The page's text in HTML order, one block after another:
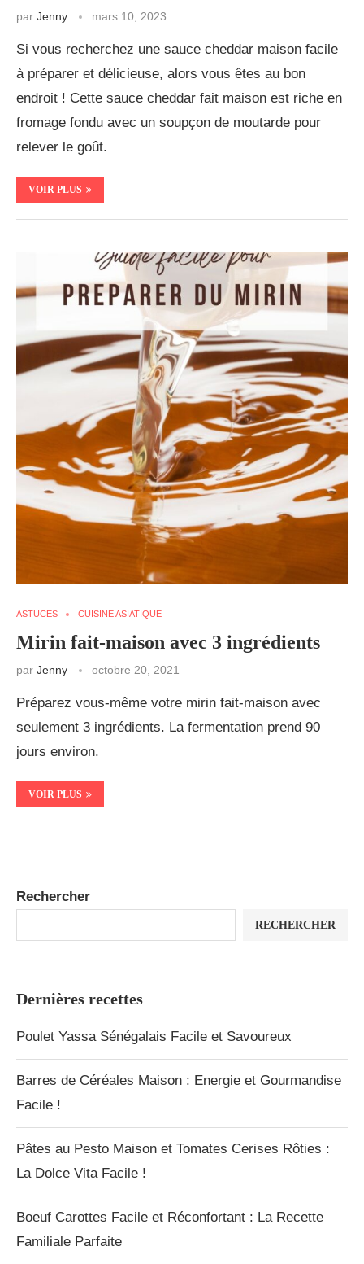
par Jenny mars 10, 2023
Si vous recherchez une sauce cheddar maison facile
à préparer et délicieuse, alors vous êtes au bon
endroit ! Cette sauce cheddar fait maison est riche en
fromage fondu avec un soupçon de moutarde pour
relever le goût.
VOIR PLUS
ASTUCES CUISINE ASIATIQUE
Mirin fait-maison avec 3 ingrédients
par Jenny octobre 20, 2021
Préparez vous-même votre mirin fait-maison avec
seulement 3 ingrédients. La fermentation prend 90
jours environ.
VOIR PLUS
Rechercher
RECHERCHER
Dernières recettes
Poulet Yassa Sénégalais Facile et Savoureux
Barres de Céréales Maison : Energie et Gourmandise
Facile !
Pâtes au Pesto Maison et Tomates Cerises Rôties :
La Dolce Vita Facile !
Boeuf Carottes Facile et Réconfortant : La Recette
Familiale Parfaite